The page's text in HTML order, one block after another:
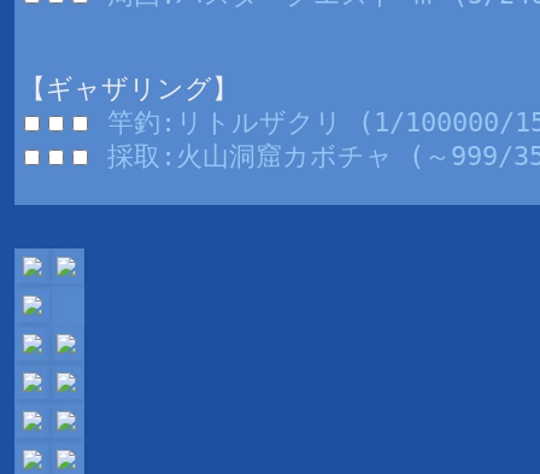
【ギャザリング】
竿釣:リトルザクリ (1/100000/
採取:火山洞窟カボチャ (～999/